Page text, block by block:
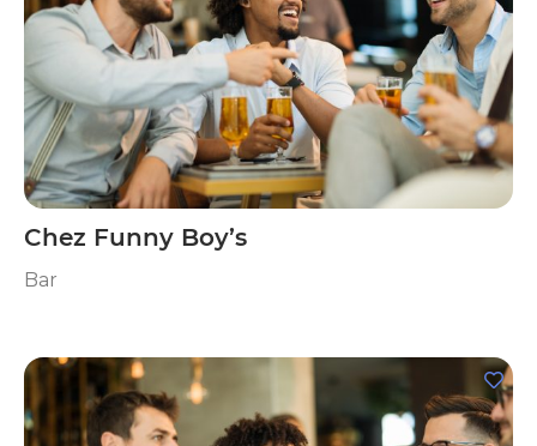
Chez Funny Boy’s
Bar